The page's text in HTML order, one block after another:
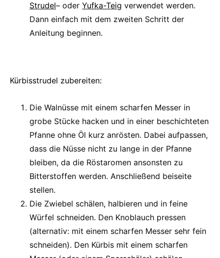
Strudel– oder Yufka-Teig verwendet werden.
Dann einfach mit dem zweiten Schritt der
Anleitung beginnen.
Kürbisstrudel zubereiten:
Die Walnüsse mit einem scharfen Messer in
grobe Stücke hacken und in einer beschichteten
Pfanne ohne Öl kurz anrösten. Dabei aufpassen,
dass die Nüsse nicht zu lange in der Pfanne
bleiben, da die Röstaromen ansonsten zu
Bitterstoffen werden. Anschließend beiseite
stellen.
Die Zwiebel schälen, halbieren und in feine
Würfel schneiden. Den Knoblauch pressen
(alternativ: mit einem scharfen Messer sehr fein
schneiden). Den Kürbis mit einem scharfen